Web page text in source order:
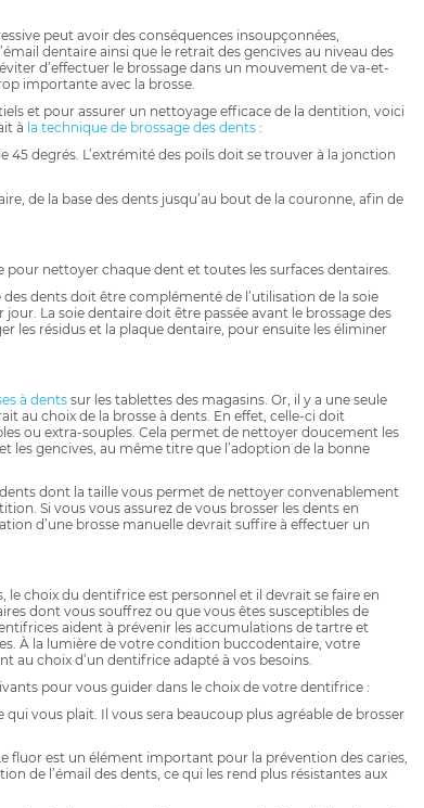
peut avoir des conséquences insoupçonnées,
dentaire ainsi que le retrait des gencives au niveau des
d’effectuer le brossage dans un mouvement de va-et-
importante avec la brosse.
et pour assurer un nettoyage efficace de la dentition, voici
à la technique de brossage des dents :
45 degrés. L’extrémité des poils doit se trouver à la jonction
de la base des dents jusqu’au bout de la couronne, afin de
nettoyer chaque dent et toutes les surfaces dentaires.
des dents doit être complémenté de l’utilisation de la soie
La soie dentaire doit être passée avant le brossage des
les résidus et la plaque dentaire, pour ensuite les éliminer
à dentssur les tablettes des magasins. Or, il y a une seule
au choix de la brosse à dents. En effet, celle-ci doit
ou extra-souples. Cela permet de nettoyer doucement les
les gencives, au même titre que l’adoption de la bonne
dont la taille vous permet de nettoyer convenablement
Si vous vous assurez de vous brosser les dents en
d’une brosse manuelle devrait suffire à effectuer un
le choix du dentifrice est personnel et il devrait se faire en
dont vous souffrez ou que vous êtes susceptibles de
aident à prévenir les accumulations de tartre et
À la lumière de votre condition buccodentaire, votre
au choix d’un dentifrice adapté à vos besoins.
pour vous guider dans le choix de votre dentifrice :
qui vous plait. Il vous sera beaucoup plus agréable de brosser
fluor est un élément important pour la prévention des caries,
de l’émail des dents, ce qui les rend plus résistantes aux